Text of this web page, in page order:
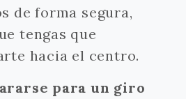
de forma segura,
tengas que
hacia el centro.
para un giro